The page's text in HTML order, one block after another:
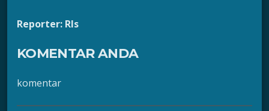
Reporter: Rls
KOMENTAR ANDA
komentar